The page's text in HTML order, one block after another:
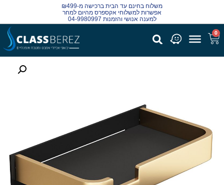
משלוח בחינם עד הבית ברכישה מ-₪499
אפשרות למשלוחי אקספרס מהיום למחר
למענה אנושי והזמנות 04-9980997
0